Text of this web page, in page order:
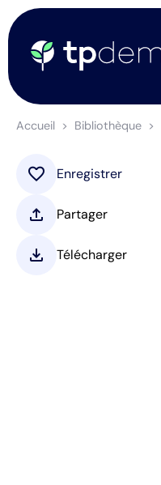
Accueil Bibliothèque
favorite Enregistrer
upload Partager
download Télécharger